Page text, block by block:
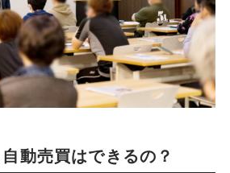
動売買はできるの？